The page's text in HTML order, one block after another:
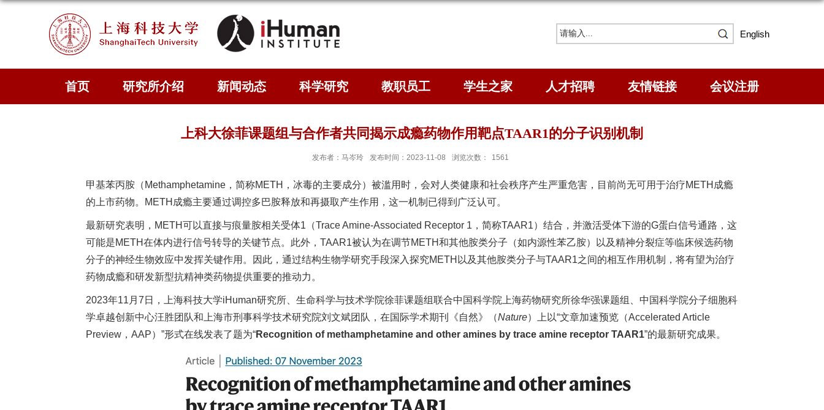
English
首页 研究所介绍 新闻动态 科学研究 教职员工 学生之家 人才招聘 友情链接 会议注册
上科大徐菲课题组与合作者共同揭示成瘾药物作用靶点TAAR1的分子识别机制
发布者：马岑玲 发布时间：2023-11-08 浏览次数： 1561
甲基苯丙胺（Methamphetamine，简称METH，冰毒的主要成分）被滥用时，会对人类健康和社会秩序产生严重危害，目前尚无可用于治疗METH成瘾
的上市药物。METH成瘾主要通过调控多巴胺释放和再摄取产生作用，这一机制已得到广泛认可。
最新研究表明，METH可以直接与痕量胺相关受体1（Trace Amine-Associated Receptor 1，简称TAAR1）结合，并激活受体下游的G蛋白信号通路，这
可能是METH在体内进行信号转导的关键节点。此外，TAAR1被认为在调节METH和其他胺类分子（如内源性苯乙胺）以及精神分裂症等临床候选药物
分子的神经生物效应中发挥关键作用。因此，通过结构生物学研究手段深入探究METH以及其他胺类分子与TAAR1之间的相互作用机制，将有望为治疗
药物成瘾和研发新型抗精神类药物提供重要的推动力。
2023年11月7日，上海科技大学iHuman研究所、生命科学与技术学院徐菲课题组联合中国科学院上海药物研究所徐华强课题组、中国科学院分子细胞科
学卓越创新中心汪胜团队和上海市刑事科学技术研究院刘文斌团队，在国际学术期刊《自然》（Nature）上以“文章加速预览（Accelerated Article
Preview，AAP）”形式在线发表了题为“Recognition of methamphetamine and other amines by trace amine receptor TAAR1”的最新研究成果。